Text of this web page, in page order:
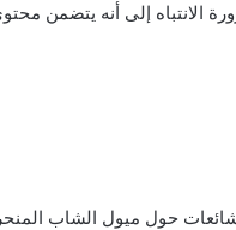
الانتباه إلى أنه يتضمن
شائعات حول ميول الشاب